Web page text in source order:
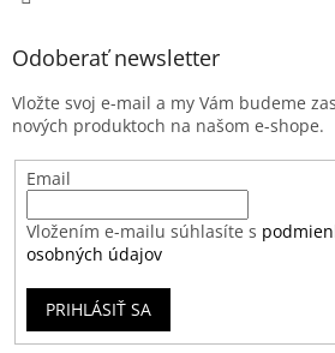
Odoberať newsletter
Vložte svoj e-mail a my Vám budeme
nových produktoch na našom e-shope.
Email
Vložením e-mailu súhlasíte s
osobných údajov
PRIHLÁSIŤ SA